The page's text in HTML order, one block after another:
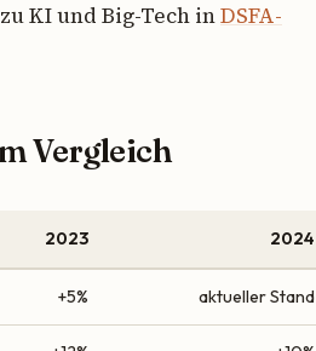
KI und Big-Tech inDSFA-
Vergleich
2023 2024
+5% aktueller Stand